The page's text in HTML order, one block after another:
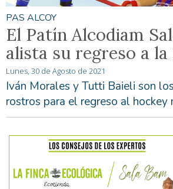
PAS ALCOY
El Patín Alcodiam
alista su regreso a la
Lunes, 30 de Agosto de 2021
Iván Morales y Tutti Baieli son
rostros para el regreso al hockey